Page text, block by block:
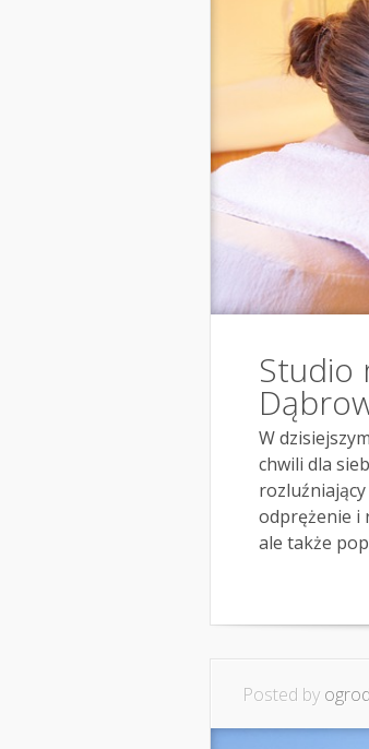
Studio
W
chwili dla
odprężenie i
ale także
Posted by